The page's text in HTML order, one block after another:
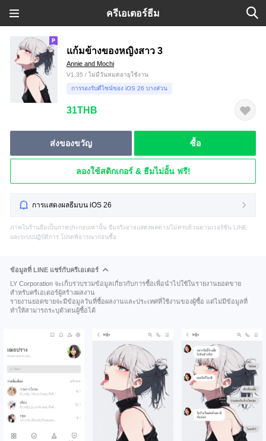
ครีเอเตอร์ธีม
แก้มข้างของหญิงสาว 3
Annie and Mochi
V1.35 / ไม่มีวันหมดอายุใช้งาน
การรองรับดีไซน์ของ iOS 26 บางส่วน
31THB
ส่งของขวัญ ซื้อ
ลองใช้สติกเกอร์ & ธีมไม่อั้น ฟรี!
การแสดงผลธีมบน iOS 26
ภาพในร้านธีมเป็นภาพประกอบเท่านั้น ธีมจริงอาจแสดงผลต่าง/ไม่ครบถ้วนตามเวอร์ชัน LINE
และระบบปฏิบัติการ โปรดพิจารณาก่อนซื้อ
ข้อมูลที่ LINE แชร์กับครีเอเตอร์
LY Corporation จะเก็บรวบรวมข้อมูลเกี่ยวกับการซื้อเพื่อนำไปใช้ในรายงานยอดขาย
สำหรับครีเอเตอร์ผู้สร้างผลงาน
รายงานยอดขายจะมีข้อมูลวันที่ซื้อผลงานและประเทศที่ใช้งานของผู้ซื้อ แต่ไม่มีข้อมูลที่
ทำให้สามารถระบุตัวตนผู้ซื้อได้